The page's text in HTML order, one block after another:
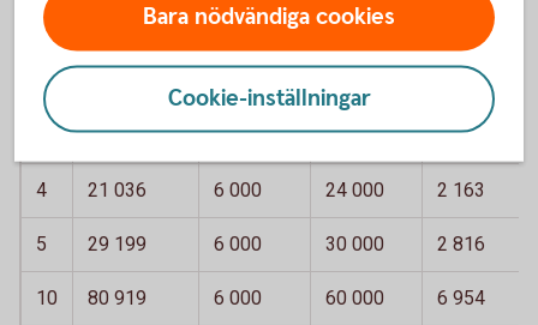
1 6 000 6 000
2
13 478 6 000 18 000 1 558
4 21 036 6 000 24 000 2 163
5 29 199 6 000 30 000 2 816
10 80 919 6 000 60 000 6 954
Bara nödvändiga cookies
Cookie-inställningar